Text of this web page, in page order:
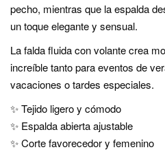
pecho, mientras que la espalda
un toque elegante y sensual.
La falda fluida con volante crea
increíble tanto para eventos de
vacaciones o tardes especiales.
✨ Tejido ligero y cómodo
✨ Espalda abierta ajustable
✨ Corte favorecedor y femenino